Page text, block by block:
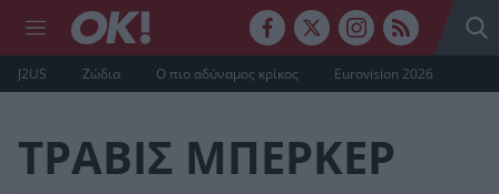
J2US Ζώδια Ο πιο αδύναμος κρίκος Eurovision 2026
ΤΡΑΒΙΣ ΜΠΕΡΚΕΡ